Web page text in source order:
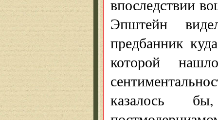
впоследствии
Эпштейн
предбанник
которой
казалось бы,